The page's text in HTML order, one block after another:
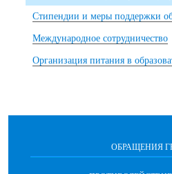
Стипендии и меры поддержки
Международное сотрудничество
Организация питания в
ОБРАЩЕНИЯ